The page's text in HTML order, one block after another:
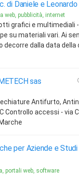
di Daniele e Leonardo
web, pubblicità, internet
grafici e multimediali
su materiali vari. Ai
decorre dalla data della
sas
Antifurto,
Controllo accessi - via
per Aziende e
portali web, software